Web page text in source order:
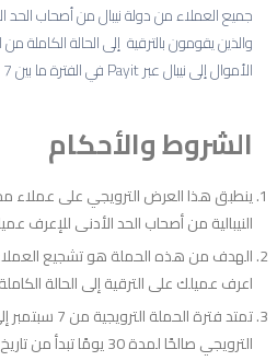
الأموال إلى نيبال عبر Payit في الفترة ما بين 7 سبتمبر 2023 و30 سبتمبر 2023.
الشروط والأحكام
ينطبق هذا العرض الترويجي على عملاء
النيبالية من أصحاب الحد الأدنى للإعرف
الهدف من هذه الحملة هو تشجيع
اعرف عميلك على الترقية إلى الحالة
الترويجي صالحًا لمدة 30 يومًا تبدأ من تاريخ إصداره.